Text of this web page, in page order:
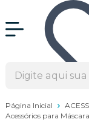
Página Inicial
Acessórios para